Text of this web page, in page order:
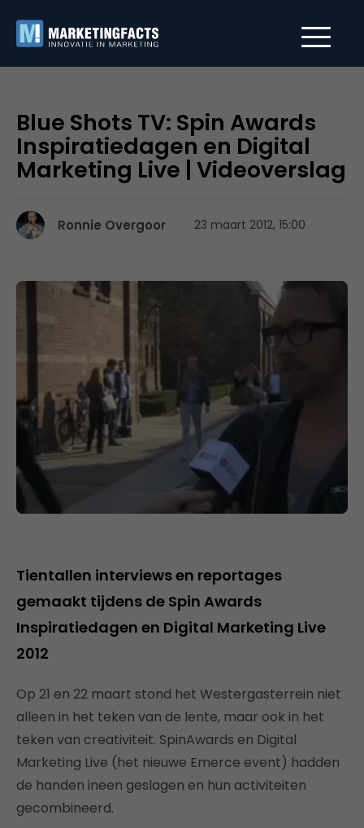
Blue Shots TV: Spin Awards
Inspiratiedagen en Digital
Marketing Live | Videoverslag
Ronnie Overgoor 23 maart 2012, 15:00
Tientallen interviews en reportages
gemaakt tijdens de Spin Awards
Inspiratiedagen en Digital Marketing Live
2012
Op 21 en 22 maart stond het Westergasterrein niet
alleen in het teken van de lente, maar ook in het
teken van creativiteit. SpinAwards en Digital
Marketing Live (het nieuwe Emerce event) hadden
de handen ineen geslagen en hun activiteiten
gecombineerd.